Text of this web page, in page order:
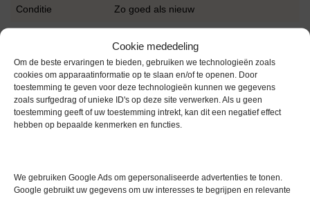
Cookie mededeling
Om de beste ervaringen te bieden, gebruiken we technologieën zoals
cookies om apparaatinformatie op te slaan en/of te openen. Door
toestemming te geven voor deze technologieën kunnen we gegevens
zoals surfgedrag of unieke ID's op deze site verwerken. Als u geen
toestemming geeft of uw toestemming intrekt, kan dit een negatief effect
hebben op bepaalde kenmerken en functies.
We gebruiken Google Ads om gepersonaliseerde advertenties te tonen.
Google gebruikt uw gegevens om uw interesses te begrijpen en relevante
Conditie Zo goed als nieuw
Gerelateerde producten
Voorraad